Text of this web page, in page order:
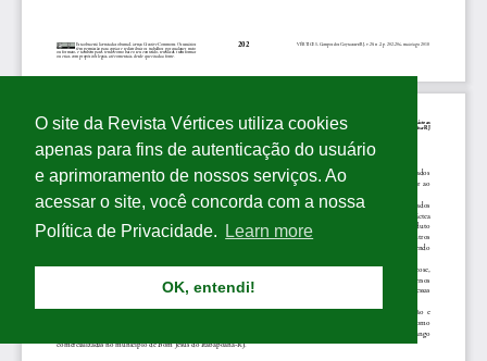
O site da Revista Vértices utiliza cookies
apenas para fins de autenticação do usuário
e aprimoramento de nossos serviços. Ao
acessar o site, você concorda com a nossa
Política de Privacidade.
Learn more
OK, entendi!